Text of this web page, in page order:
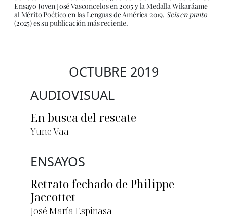
Ensayo Joven José Vasconcelos en 2005 y la Medalla Wikaráame
al Mérito Poético en las Lenguas de América 2019. Seis en punto
(2025) es su publicación más reciente.
OCTUBRE 2019
AUDIOVISUAL
En busca del rescate
Yune Vaa
ENSAYOS
Retrato fechado de Philippe
Jaccottet
José María Espinasa